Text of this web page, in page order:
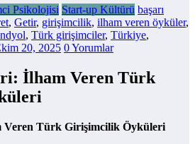
Psikolojisi Start-up Kültürü başarı
, Getir, girişimcilik, ilham veren öyküler,
, Türk girişimciler, Türkiye,
20, 2025 0 Yorumlar
İlham Veren Türk
Veren Türk Girişimcilik Öyküleri